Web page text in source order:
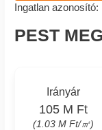
Ingatlan azonosító:
PEST
Irányár
105 M Ft
(1.03 M Ft/㎡)